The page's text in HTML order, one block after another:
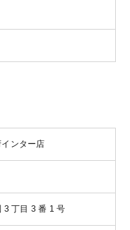
ンター店
3 丁目 3 番 1 号